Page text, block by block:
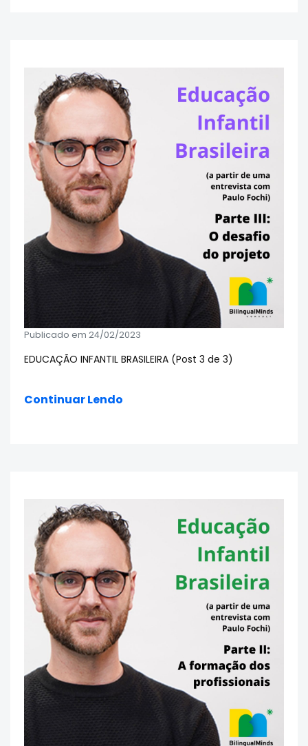
Publicado em 24/02/2023
EDUCAÇÃO INFANTIL BRASILEIRA (Post 3 de 3)
Continuar Lendo